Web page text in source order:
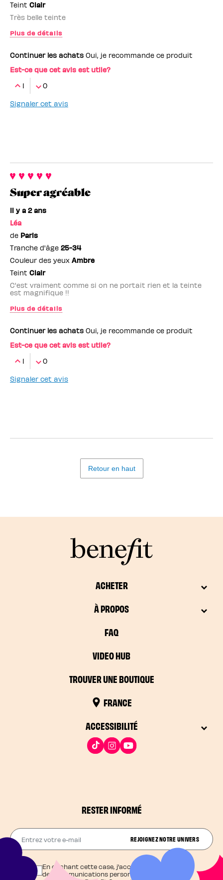
Teint Clair
Très belle teinte
Plus de détails
Continuer les achats Oui, je recommande ce produit
Est-ce que cet avis est utile?
1
0
Signaler cet avis
Super agréable
il y a 2 ans
Léa
de Paris
Tranche d'âge 25-34
Couleur des yeux Ambre
Teint Clair
C'est vraiment comme si on ne portait rien et la teinte
est magnifique !!
Plus de détails
Continuer les achats Oui, je recommande ce produit
Est-ce que cet avis est utile?
1
0
Signaler cet avis
Retour en haut
ACHETER
À PROPOS
FAQ
VIDEO HUB
TROUVER UNE BOUTIQUE
FRANCE
ACCESSIBILITÉ
RESTER INFORMÉ
Entrez votre e-mail REJOIGNEZ NOTRE UNIVERS
En cochant cette case, j'accepte de recevoir
des communications personnalisées et